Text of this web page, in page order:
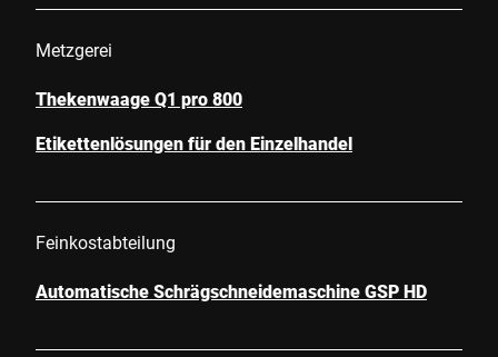
Metzgerei
Thekenwaage Q1 pro 800
Etikettenlösungen für den Einzelhandel
Feinkostabteilung
Automatische Schrägschneidemaschine GSP HD